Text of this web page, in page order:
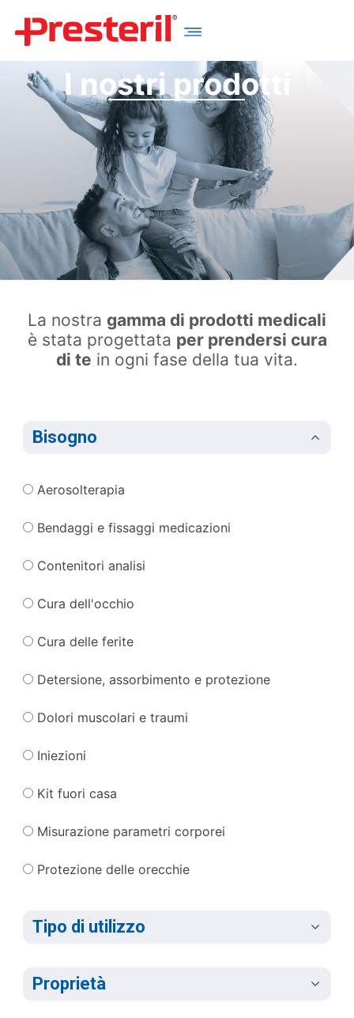
I nostri prodotti
La nostra gamma di prodotti medicali
è stata progettata per prendersi cura
di te in ogni fase della tua vita.
Bisogno
Aerosolterapia
Bendaggi e fissaggi medicazioni
Contenitori analisi
Cura dell'occhio
Cura delle ferite
Detersione, assorbimento e protezione
Dolori muscolari e traumi
Iniezioni
Kit fuori casa
Misurazione parametri corporei
Protezione delle orecchie
Tipo di utilizzo
Proprietà